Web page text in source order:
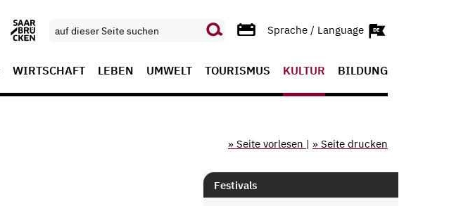
Sprache / Language
WIRTSCHAFT LEBEN UMWELT TOURISMUS KULTUR BILDUNG
» Seite vorlesen | » Seite drucken
Festivals